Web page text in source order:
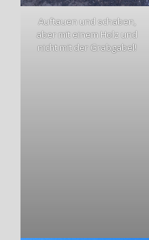
Auftauen und schaben,
aber mit einem Holz und
nicht mit der Grabgabel!